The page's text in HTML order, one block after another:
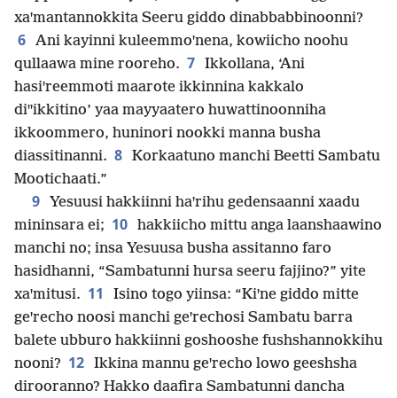
xaꞌmantannokkita Seeru giddo dinabbabbinoonni?
6 Ani kayinni kuleemmoꞌnena, kowiicho noohu
qullaawa mine rooreho. 7 Ikkollana, ‘Ani
hasiꞌreemmoti maarote ikkinnina kakkalo
diꞌꞌikkitino’ yaa mayyaatero huwattinoonniha
ikkoommero, huninori nookki manna busha
diassitinanni. 8 Korkaatuno manchi Beetti Sambatu
Mootichaati.”
9
Yesuusi hakkiinni haꞌrihu gedensaanni xaadu
mininsara ei; 10 hakkiicho mittu anga laanshaawino
manchi no; insa Yesuusa busha assitanno faro
hasidhanni, “Sambatunni hursa seeru fajjino?” yite
xaꞌmitusi. 11
Isino togo yiinsa: “Kiꞌne giddo mitte
geꞌrecho noosi manchi geꞌrechosi Sambatu barra
balete ubburo hakkiinni goshooshe fushshannokkihu
nooni? 12 Ikkina mannu geꞌrecho lowo geeshsha
dirooranno? Hakko daafira Sambatunni dancha